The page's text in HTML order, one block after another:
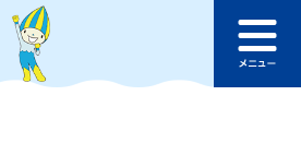
このページの本文へ
ュ